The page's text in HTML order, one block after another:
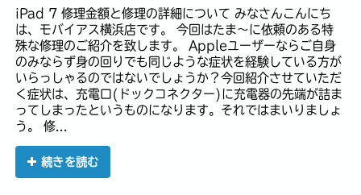
iPad 7 修理金額と修理の詳細について みなさんこんにち
は、モバイアス横浜店です。 今回はたま～に依頼のある特
殊な修理のご紹介を致します。 Appleユーザーならご自身
のみならず身の回りでも同じような症状を経験している方が
いらっしゃるのではないでしょうか？今回紹介させていただ
く症状は、充電口(ドックコネクター)に充電器の先端が詰ま
ってしまったというものになります。それではまいりましょ
う。 修...
続きを読む